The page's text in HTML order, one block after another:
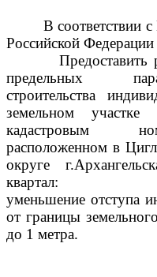
В соответствии
Российской Федерации
Предоставить
предельных
строительства
земельном
кадастровым
расположенном в
округе
квартал:
уменьшение отступа
от границы
до 1 метра.